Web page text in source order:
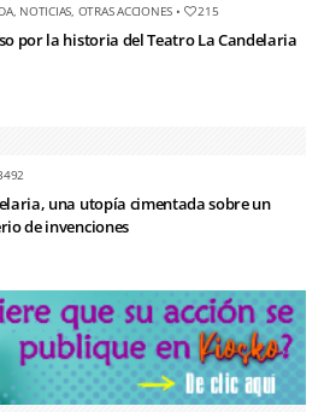
, NOTICIAS OTRAS ACCIONES • 215
por la historia del Teatro La Candelaria
una utopía cimentada sobre un
de invenciones